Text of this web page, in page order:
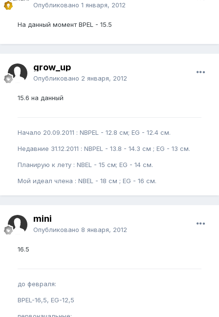
Опубликовано 1 января, 2012
На данный момент BPEL - 15.5
grow_up
Опубликовано 2 января, 2012
15.6 на данный
Начало 20.09.2011 : NBPEL - 12.8 см; EG - 12.4 см.
Недавние 31.12.2011 : NBPEL - 13.8 - 14.3 см ; EG - 13 см.
Планирую к лету : NBEL - 15 см; EG - 14 см.
Мой идеал члена : NBEL - 18 см ; EG - 16 см.
mini
Опубликовано 8 января, 2012
16.5
до февраля:
BPEL-16,5, EG-12,5